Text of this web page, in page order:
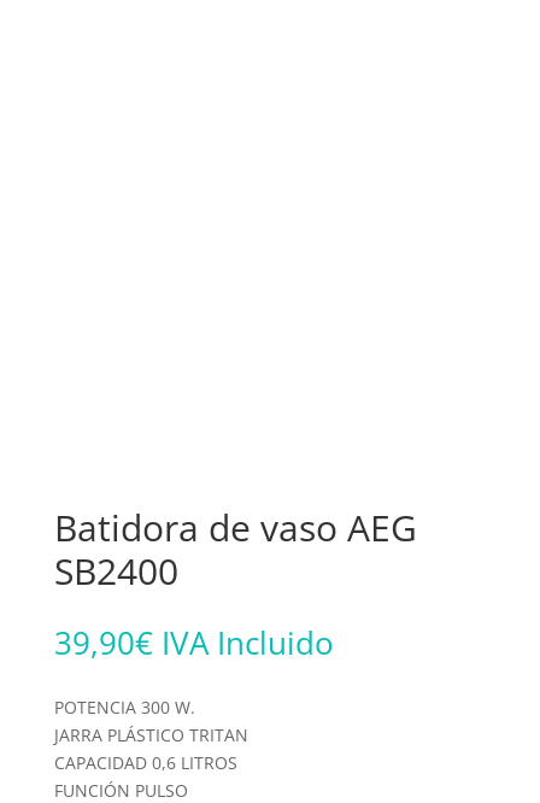
Batidora de vaso AEG
SB2400
39,90€ IVA Incluido
POTENCIA 300 W.
JARRA PLÁSTICO TRITAN
CAPACIDAD 0,6 LITROS
FUNCIÓN PULSO